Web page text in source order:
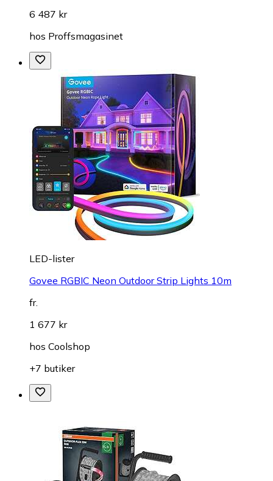
6 487 kr
hos Proffsmagasinet
LED-lister
Govee RGBIC Neon Outdoor Strip Lights 10m
fr.
1 677 kr
hos Coolshop
+7 butiker